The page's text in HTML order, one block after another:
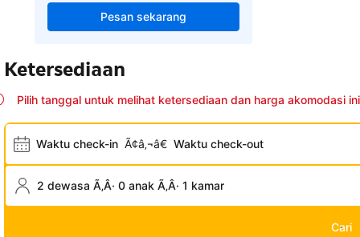
Pesan sekarang
Ketersediaan
Pilih tanggal untuk melihat ketersediaan dan harga akomodasi ini
Waktu check-in Ã¢â‚¬â€ Waktu check-out
2 dewasa Ã‚Â· 0 anak Ã‚Â· 1 kamar
Cari